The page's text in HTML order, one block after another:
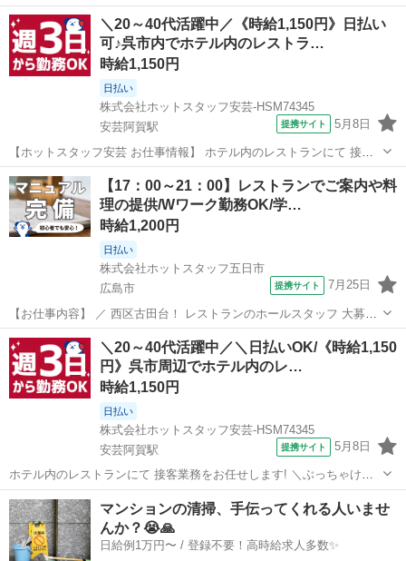
コールセンター 仕事内容 飲食店のweb集客ページ掲載サービスを未利
用の飲食店へご案内します。トークスクリプトに沿って会話し、興味
を持たれた場合は商談担当へ引き...
アルバイト・パート / 契約社員
＼20～40代活躍中／《時給1,150円》日払い
可♪呉市内でホテル内のレストラ…
時給1,150円
日払い
株式会社ホットスタッフ安芸-HSM74345
安芸阿賀駅
提携サイト 5月8日
【ホットスタッフ安芸 お仕事情報】 ホテル内のレストランにて 接客
業務をお任せします! ＼ ぶっちゃけ、こんなお仕事。 /
━━━v━━━━━━━━━━━━━━ (1)お客さまがご来店された
ら、 席へご案内する (2)最...
広島 安芸阿賀駅
【17：00～21：00】レストランでご案内や料
理の提供/Wワーク勤務OK/学…
時給1,200円
日払い
株式会社ホットスタッフ五日市
広島市
提携サイト 7月25日
【お仕事内容】 ／ 西区古田台！ レストランのホールスタッフ 大募
集！！ ＼ 夕方からの勤務だから 学校終わりの学生さんや Wワーク
として働きたい方に★ おしゃれなまかないが 格安で食べれるので 仕
事終わりの楽しみにな...
広島 広島市 ファミレス
＼20～40代活躍中／＼日払いOK/《時給1,150
円》呉市周辺でホテル内のレ…
時給1,150円
日払い
株式会社ホットスタッフ安芸-HSM74345
安芸阿賀駅
提携サイト 5月8日
ホテル内のレストランにて 接客業務をお任せします! ＼ぶっちゃけ、
こんなお仕事。♪/ ━━━v━━━━━━━━━━━━━━ (1)お客さま
がご来店されたら、 席へご案内する (2)最初にお飲み物のご注文を 伺
って提供する...
広島 安芸阿賀駅 ファミレス
マンションの清掃、手伝ってくれる人いませ
んか？😭🙏
日給例1万円〜 / 登録不要！高時給求人多数✨